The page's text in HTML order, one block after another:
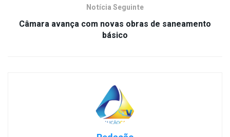
Notícia Seguinte
Câmara avança com novas obras de saneamento
básico